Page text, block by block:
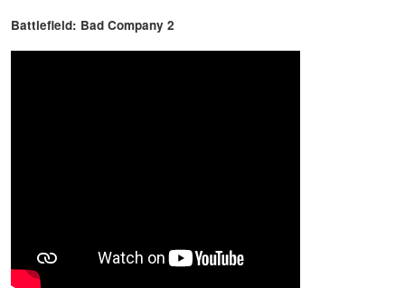
Battlefield: Bad Company 2